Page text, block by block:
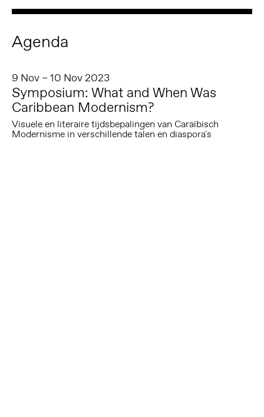
Agenda
9 Nov – 10 Nov 2023
Symposium: What and When Was
Caribbean Modernism?
Visuele en literaire tijdsbepalingen van Caraïbisch
Modernisme in verschillende talen en diaspora's